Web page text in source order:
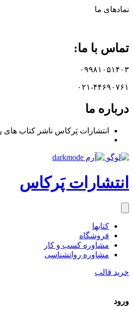
نماد‌های ما
تماس با ما:
۰۹۹۸۱۰۵۱۴۰۳
۰۲۱-۴۴۶۹۰۷۶۱
درباره ما
انتشارات پَرکاس ناشر کتاب های
انتشارات پَرکاس
کتاب‎ها
فروشگاه
مشاوره کسب و کار
مشاوره روان‎شناسی
خرید قالب
ورود